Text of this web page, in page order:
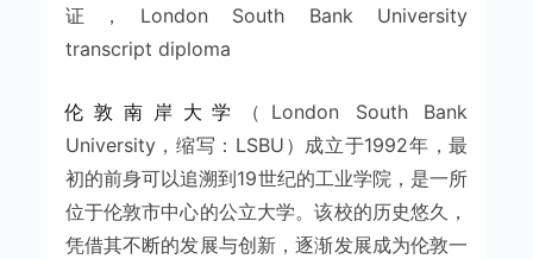
证，London South Bank University
transcript diploma
伦敦南岸大学
（London South Bank
University，缩写：LSBU）成立于1992年，最
初的前身可以追溯到19世纪的工业学院，是一所
位于伦敦市中心的公立大学。该校的历史悠久，
凭借其不断的发展与创新，逐渐发展成为伦敦一